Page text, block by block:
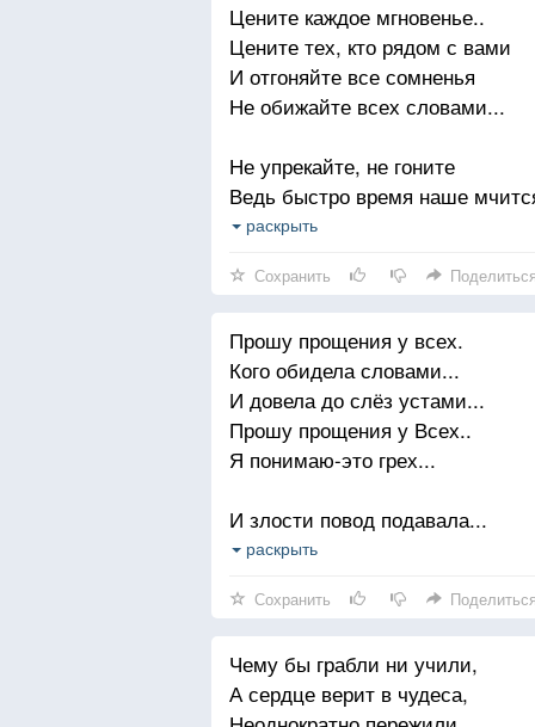
Цените каждое мгновенье..
Цените тех, кто рядом с вами
И отгоняйте все сомненья
Не обижайте всех словами...
Не упрекайте, не гоните
Ведь быстро время наше
Вы поцелуем одарите...
Цените каждую минуту
К ней никогда не возвратиться
Идём по одному "маршруту"
Который, жаль,не повторится
Умейте жизнью насладиться
И не забудьте помолиться
За данное нам наслажденье
Цените каждое мгновенье...
раскрыть
Сохранить Поделиться
Прошу прощения у всех.
Кого обидела словами...
И довела до слёз устами...
Прошу прощения у Всех..
Я понимаю-это грех...
И злости повод подавала...
А коль бывало предавала...
Я понимаю-это грех...
С кем вовсе я дружить не стала...
Кому в беде не помогала...
раскрыть
Сохранить Поделиться
Чему бы грабли ни учили,
А сердце верит в чудеса,